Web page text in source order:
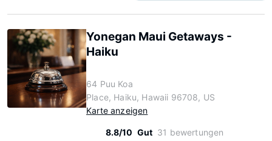
Yonegan Maui Getaways -
Haiku
64 Puu Koa
Place, Haiku, Hawaii 96708, US
Karte anzeigen
8.8/10 Gut 31 bewertungen